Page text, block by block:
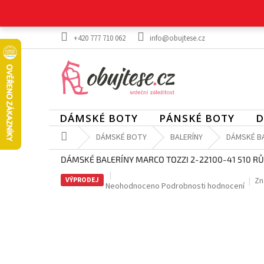
obsah
+420 777 710 062 info@obujtese.cz
DÁMSKÉ BOTY PÁNSKÉ BOTY
Domů DÁMSKÉ BOTY BALERÍNY DÁMSKÉ
DÁMSKÉ BALERÍNY MARCO TOZZI 2-22100-41 510
VÝPRODEJ
Průměrné
Neohodnoceno Podrobnosti hodnocení